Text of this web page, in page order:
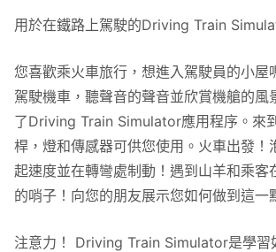
用於在鐵路上駕駛的Driving Train
您喜歡乘火車旅行，想進入駕駛員的小屋
駕駛機車，聽聲音的聲音並欣賞機艙的風
了Driving Train Simulator應用程序。來
桿，燈和傳感器可供您使用。火車出發！
起速度並在轉彎處制動！遇到山羊和乘客
的哨子！向您的朋友展示您如何做到這一
注意力！ Driving Train Simulator是學習